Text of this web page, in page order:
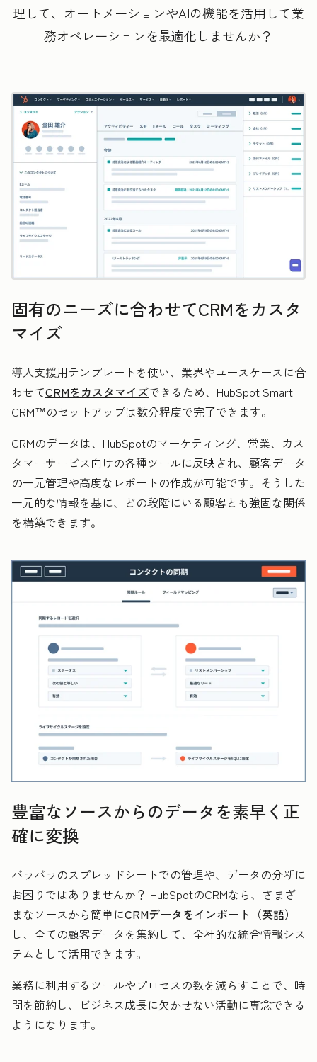
理して、オートメーションやAIの機能を活用して業
務オペレーションを最適化しませんか？
固有のニーズに合わせてCRMをカスタ
マイズ
導入支援用テンプレートを使い、業界やユースケースに合
わせてCRMをカスタマイズできるため、HubSpot Smart
CRM™のセットアップは数分程度で完了できます。
CRMのデータは、HubSpotのマーケティング、営業、カス
タマーサービス向けの各種ツールに反映され、顧客データ
の一元管理や高度なレポートの作成が可能です。そうした
一元的な情報を基に、どの段階にいる顧客とも強固な関係
を構築できます。
豊富なソースからのデータを素早く正
確に変換
バラバラのスプレッドシートでの管理や、データの分断に
お困りではありませんか？ HubSpotのCRMなら、さまざ
まなソースから簡単にCRMデータをインポート（英語）
し、全ての顧客データを集約して、全社的な統合情報シス
テムとして活用できます。
業務に利用するツールやプロセスの数を減らすことで、時
間を節約し、ビジネス成長に欠かせない活動に専念できる
ようになります。